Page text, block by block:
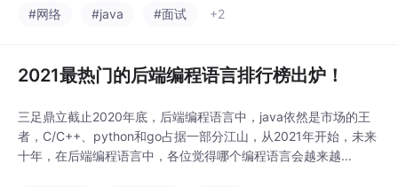
网帧结构IP编址ICMP协议ARP协议传输层协议路由基础静态路由
#网络 #java #面试 +2
2021最热门的后端编程语言排行榜出炉！
三足鼎立截止2020年底，后端编程语言中，java依然是市场的王
者，C/C++、python和go占据一部分江山，从2021年开始，未来
十年，在后端编程语言中，各位觉得哪个编程语言会越来越...